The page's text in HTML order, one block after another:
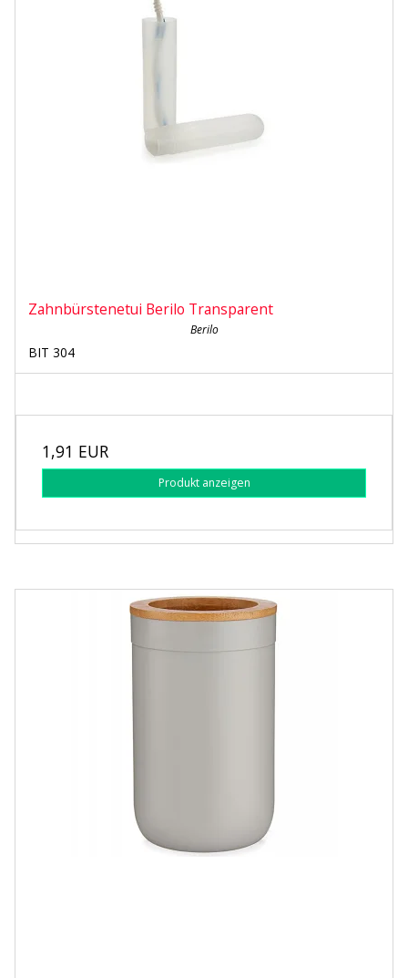
Zahnbürstenetui Berilo Transparent
Berilo
BIT 304
1,91 EUR
Produkt anzeigen